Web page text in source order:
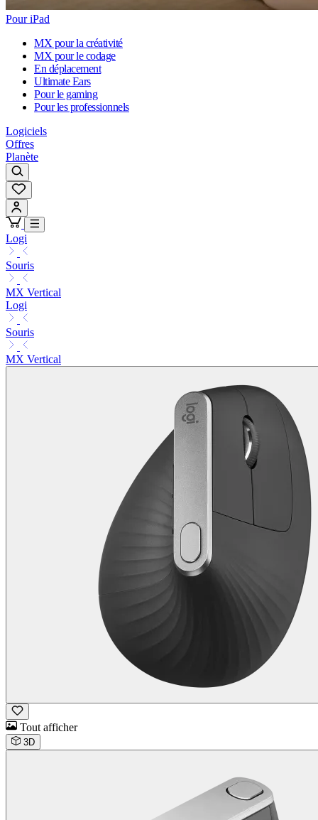
Pour iPad
MX pour la créativité
MX pour le codage
En déplacement
Ultimate Ears
Pour le gaming
Pour les professionnels
Logiciels
Offres
Planète
Logi
Souris
MX Vertical
Logi
Souris
MX Vertical
Tout afficher
3D